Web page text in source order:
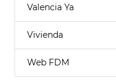
Valencia Ya
Vivienda
Web FDM